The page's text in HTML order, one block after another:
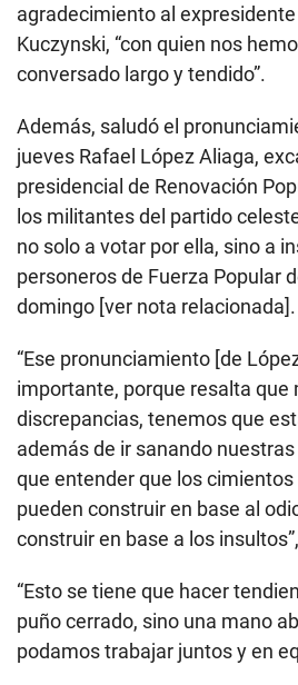
agradecimiento al
Kuczynski, “con quien nos
conversado largo y tendido”.
Además, saludó el
jueves Rafael López Aliaga,
presidencial de Renovación
los militantes del partido
no solo a votar por ella, sino a
personeros de Fuerza Popular
domingo [ver nota relacionada].
“Ese pronunciamiento [de
importante, porque resalta que
discrepancias, tenemos que
además de ir sanando
que entender que los
pueden construir en base al
construir en base a los
“Esto se tiene que hacer
puño cerrado, sino una mano
podamos trabajar juntos y en